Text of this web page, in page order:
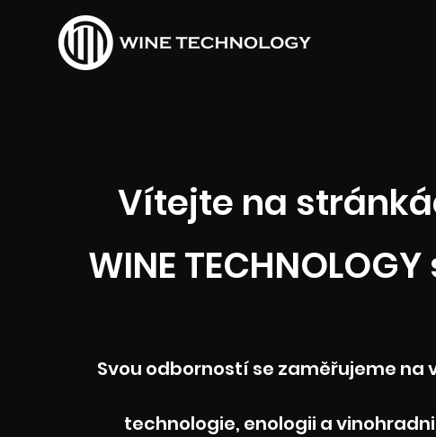
Vítejte na
WINE TECHNOLOGY
Svou odborností se zaměřujeme na
technologie, enologii a